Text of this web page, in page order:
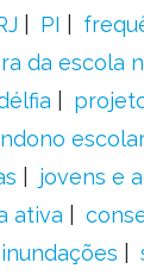
PI
da escola
jovens e
ativa
inundações